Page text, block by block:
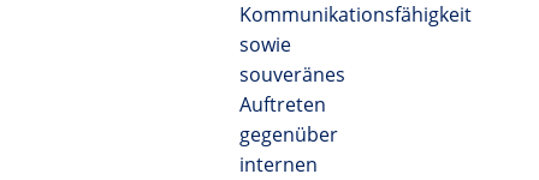
Kommunikationsfähigkeit
sowie
souveränes
Auftreten
gegenüber
internen